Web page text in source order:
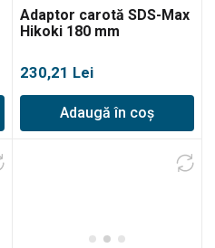
Adaptor carotă SDS-Max
Hikoki 180 mm
230,21 Lei
Adaugă în coș